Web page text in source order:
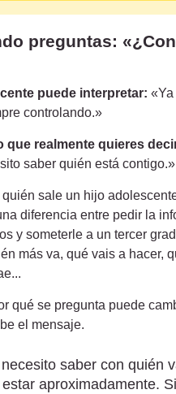
preguntas:
puede interpretar:
controlando.»
que realmente quieres
saber quién está contigo.»
sale un hijo
diferencia entre pedir la
y someterle a un tercer
más va, qué vais a hacer,
qué se pregunta puede
el mensaje.
saber con quién
aproximadamente.